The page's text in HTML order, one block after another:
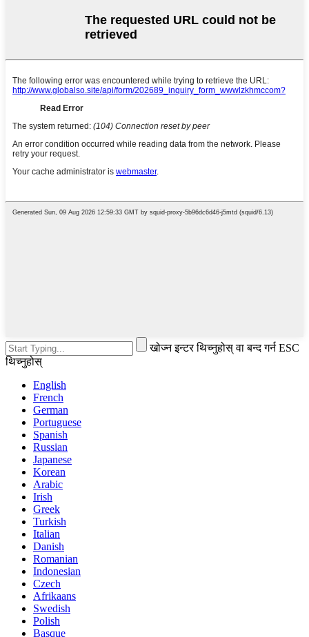
खोज्न इन्टर थिच्नुहोस् वा बन्द गर्न ESC
थिच्नुहोस्
English
French
German
Portuguese
Spanish
Russian
Japanese
Korean
Arabic
Irish
Greek
Turkish
Italian
Danish
Romanian
Indonesian
Czech
Afrikaans
Swedish
Polish
Basque